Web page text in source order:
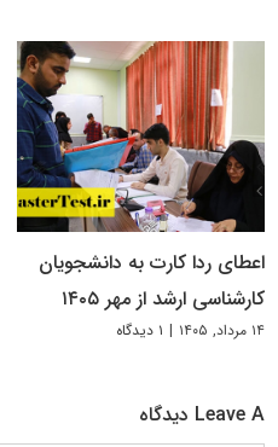
اعطای ردا کارت به دانشجویان
کارشناسی ارشد از مهر ۱۴۰۵
۱۴ مرداد, ۱۴۰۵ | ۱ دیدگاه
Leave A دیدگاه